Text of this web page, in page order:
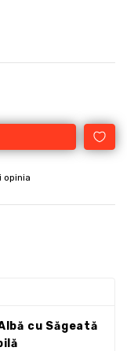
opinia
cu Săgeată